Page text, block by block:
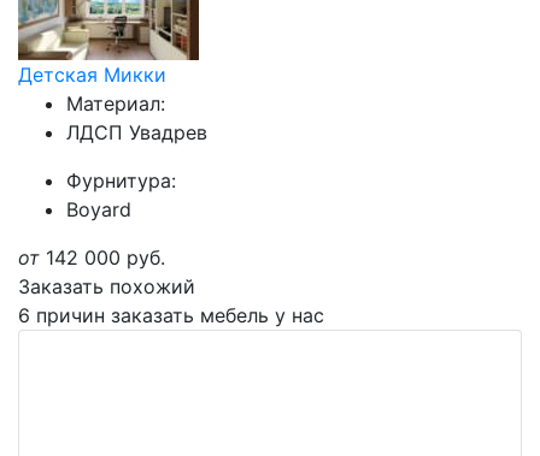
Детская Микки
Материал:
ЛДСП Увадрев
Фурнитура:
Boyard
от 142 000 руб.
Заказать похожий
6 причин заказать мебель у нас